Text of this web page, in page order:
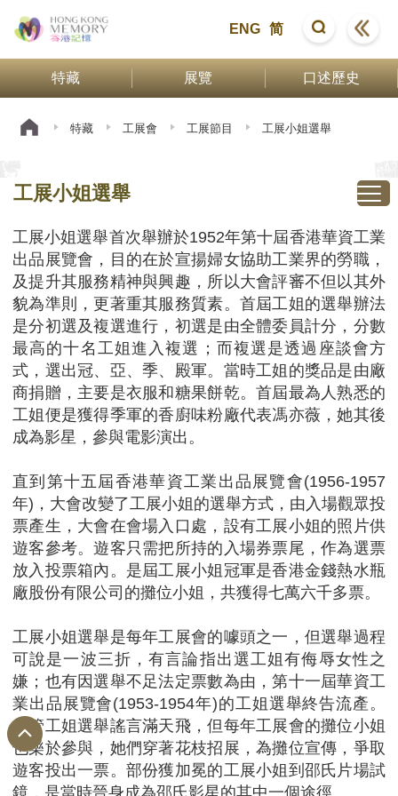
ENG 简
特藏 展覽 口述歷史
特藏 工展會 工展節目 工展小姐選舉
工展小姐選舉
工展小姐選舉首次舉辦於1952年第十屆香港華資工業
出品展覽會，目的在於宣揚婦女協助工業界的勞職，
及提升其服務精神與興趣，所以大會評審不但以其外
貌為準則，更著重其服務質素。首屆工姐的選舉辦法
是分初選及複選進行，初選是由全體委員計分，分數
最高的十名工姐進入複選；而複選是透過座談會方
式，選出冠、亞、季、殿軍。當時工姐的獎品是由廠
商捐贈，主要是衣服和糖果餅乾。首屆最為人熟悉的
工姐便是獲得季軍的香廚味粉廠代表馮亦薇，她其後
成為影星，參與電影演出。
直到第十五屆香港華資工業出品展覽會(1956-1957
年)，大會改變了工展小姐的選舉方式，由入場觀眾投
票產生，大會在會場入口處，設有工展小姐的照片供
遊客參考。遊客只需把所持的入場券票尾，作為選票
放入投票箱內。是屆工展小姐冠軍是香港金錢熱水瓶
廠股份有限公司的攤位小姐，共獲得七萬六千多票。
工展小姐選舉是每年工展會的噱頭之一，但選舉過程
可說是一波三折，有言論指出選工姐有侮辱女性之
嫌；也有因選舉不足法定票數為由，第十一屆華資工
業出品展覽會(1953-1954年)的工姐選舉終告流產。
儘管工姐選舉謠言滿天飛，但每年工展會的攤位小姐
也樂於參與，她們穿著花枝招展，為攤位宣傳，爭取
遊客投出一票。部份獲加冕的工展小姐到邵氏片場試
鏡，是當時晉身成為邵氏影星的其中一個途徑。